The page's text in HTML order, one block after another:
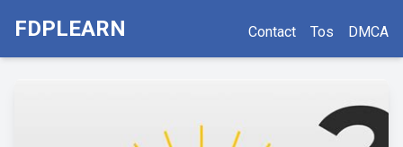
FDPLEARN Contact Tos DMCA